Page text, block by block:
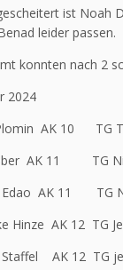
ist Noah
leider passen.
konnten nach 2
2024
AK 10 TG
AK 11 TG
Edao AK 11 TG
Hinze AK 12 TG
Staffel AK 12 TG